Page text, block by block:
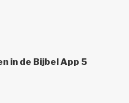
in de Bijbel App 5